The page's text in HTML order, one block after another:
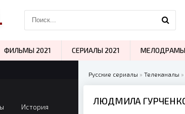
Русские сериалы » Телеканалы »
ЛЮДМИЛА
История
ФИЛЬМЫ 2021 СЕРИАЛЫ 2021 МЕЛОДРАМЫ